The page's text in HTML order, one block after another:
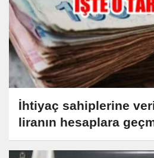
İhtiyaç sahiplerine
liranın hesaplara
açıklandı